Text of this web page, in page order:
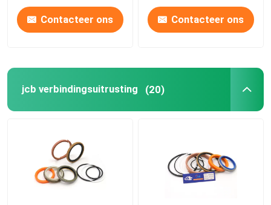
Nieuws
Contacteer ons
Motorverbinding
Contacteer ons
jcb verbindingsuitrusting (20)